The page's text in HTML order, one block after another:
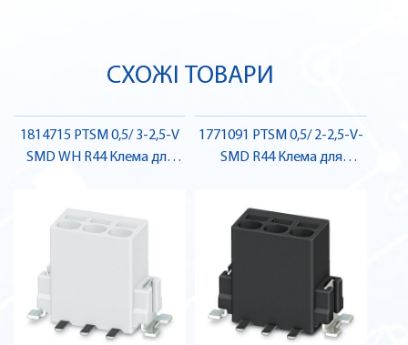
СХОЖІ ТОВАРИ
1814715 PTSM 0,5/ 3-2,5-V
SMD WH R44 Клема для
1771091 PTSM 0,5/ 2-2,5-V-
SMD R44 Клема для